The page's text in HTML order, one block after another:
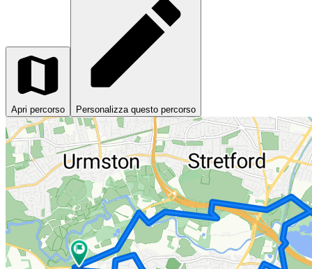
Apri percorso Personalizza questo percorso